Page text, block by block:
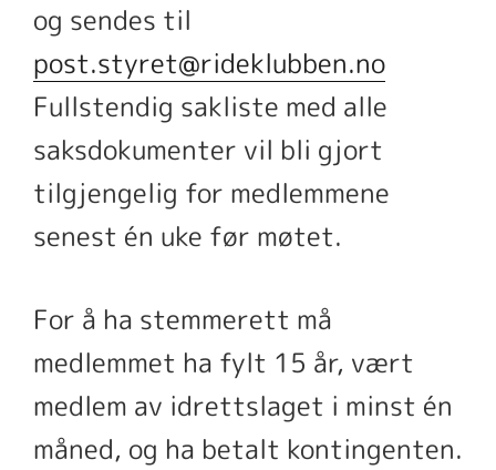
og sendes til
post.styret@rideklubben.no
Fullstendig sakliste med alle
saksdokumenter vil bli gjort
tilgjengelig for medlemmene
senest én uke før møtet.
For å ha stemmerett må
medlemmet ha fylt 15 år, vært
medlem av idrettslaget i minst én
måned, og ha betalt kontingenten.